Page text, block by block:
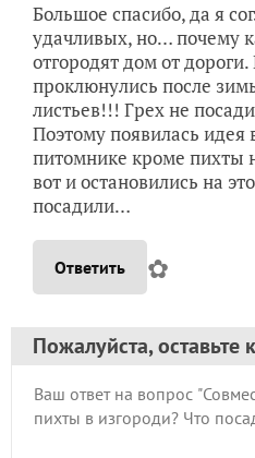
Большое спасибо, да я
удачливых, но… почему
отгородят дом от
проклюнулись после
листьев!!! Грех не
Поэтому появилась идея
питомнике кроме пихты
вот и остановились на
посадили…
Ответить ✿
Пожалуйста, оставьте